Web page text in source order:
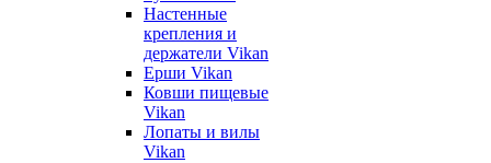
Настенные
крепления и
держатели Vikan
Ерши Vikan
Ковши пищевые
Vikan
Лопаты и вилы
Vikan